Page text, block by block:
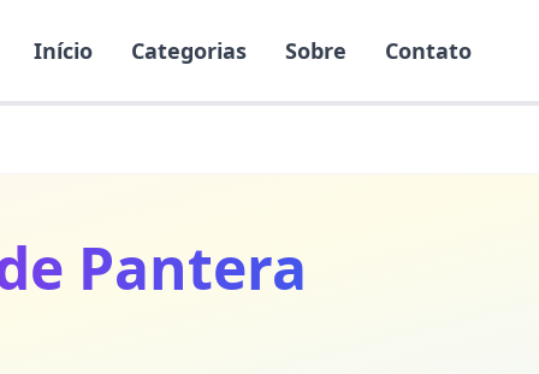
Início Categorias Sobre Contato
Pantera